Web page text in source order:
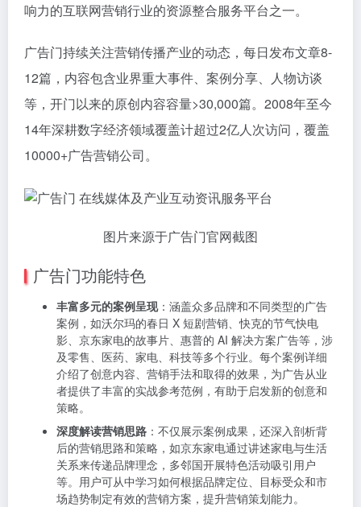
响力的互联网营销行业的资源整合服务平台之一。
广告门持续关注营销传播产业的动态，每日发布文章8-
12篇，内容包含业界重大事件、案例分享、人物访谈
等，开门以来的原创内容容量>30,000篇。2008年至今
14年深耕数字经济领域覆盖计超过2亿人次访问，覆盖
10000+广告营销公司。
图片来源于广告门官网截图
广告门功能特色
丰富多元的案例呈现：涵盖众多品牌和不同类型的广告
案例，如沃尔玛的春日 X 短剧营销、快克的节气快电
影、京东家电的故事片、惠普的 AI 解决方案广告等，涉
及零售、医药、家电、科技等多个行业。每个案例详细
介绍了创意内容、营销手法和取得的效果，为广告从业
者提供了丰富的实战参考范例，有助于启发新的创意和
策略。
深度解读营销思路 ：不仅展示案例成果，还深入剖析背
后的营销思路和策略，如京东家电通过讲述家电与生活
关系来传递品牌理念，多邻国开展特色活动吸引用户
等。用户可从中学习如何根据品牌定位、目标受众和市
场趋势制定有效的营销方案，提升营销策划能力。